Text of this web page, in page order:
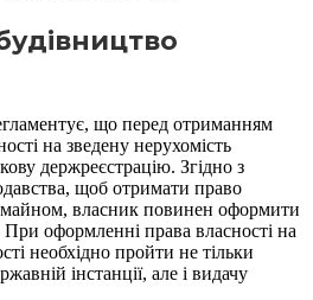
що перед отриманням
на зведену нерухомість
держреєстрацію. Згідно з
щоб отримати право
власник повинен оформити
При оформленні права власності на
необхідно пройти не тільки
інстанції, але і видачу